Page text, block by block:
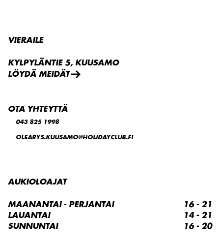
VIERAILE
KYLPYLÄNTIE 5, KUUSAMO
LÖYDÄ MEIDÄT
OTA YHTEYTTÄ
043 825 1998
OLEARYS.KUUSAMO@HOLIDAYCLUB.FI
AUKIOLOAJAT
MAANANTAI - PERJANTAI
16 - 21
LAUANTAI
14 - 21
SUNNUNTAI
16 - 20